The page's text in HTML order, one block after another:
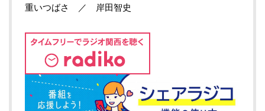
重いつばさ ／ 岸田智史